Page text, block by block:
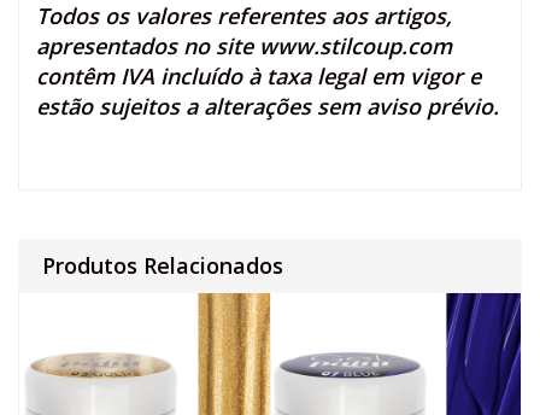
Todos os valores referentes aos artigos,
apresentados no site www.stilcoup.com
contêm IVA incluído à taxa legal em vigor e
estão sujeitos a alterações sem aviso prévio.
Produtos Relacionados